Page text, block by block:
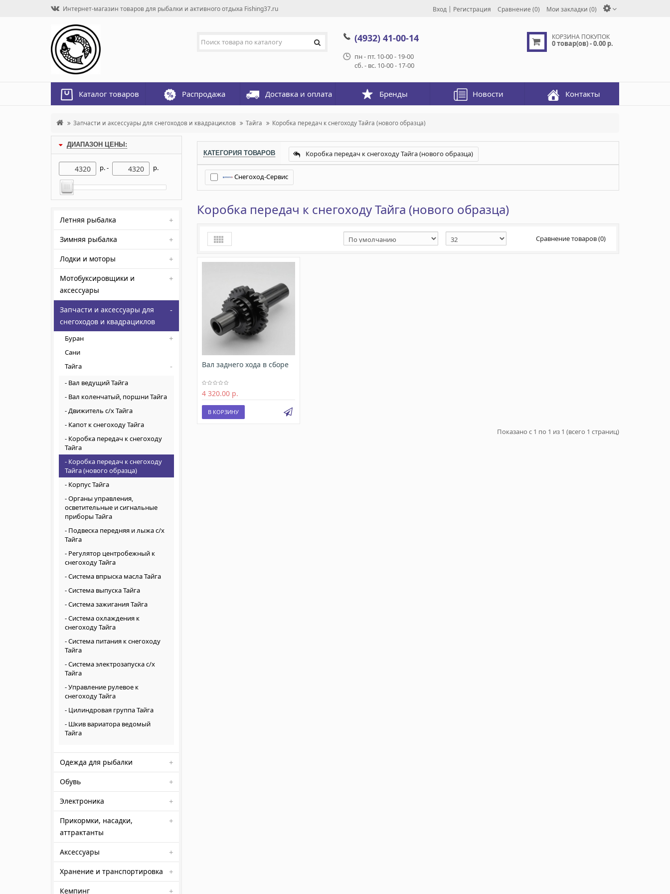
Интернет-магазин товаров для рыбалки и активного отдыха Fishing37.ru Вход | Регистрация Сравнение (0) Мои закладки (0)
(4932) 41-00-14
пн - пт. 10-00 - 19-00
сб. - вс. 10-00 - 17-00
КОРЗИНА ПОКУПОК
0 товар(ов) - 0.00 р.
Каталог товаров Распродажа Доставка и оплата Бренды Новости Контакты
Запчасти и аксессуары для снегоходов и квадрациклов Тайга Коробка передач к снегоходу Тайга (нового образца)
ДИАПАЗОН ЦЕНЫ:
р. - р.
Летняя рыбалка
Зимняя рыбалка
Лодки и моторы
Мотобуксировщики и
аксессуары
Запчасти и аксессуары для
снегоходов и квадрациклов
Буран
Сани
Тайга
Вал ведущий Тайга
Вал коленчатый, поршни Тайга
Движитель с/х Тайга
Капот к снегоходу Тайга
Коробка передач к снегоходу
Тайга
Коробка передач к снегоходу
Тайга (нового образца)
Корпус Тайга
Органы управления,
осветительные и сигнальные
приборы Тайга
Подвеска передняя и лыжа с/х
Тайга
Регулятор центробежный к
снегоходу Тайга
Система впрыска масла Тайга
Система выпуска Тайга
Система зажигания Тайга
Система охлаждения к
снегоходу Тайга
Система питания к снегоходу
Тайга
Система электрозапуска с/х
Тайга
Управление рулевое к
снегоходу Тайга
Цилиндровая группа Тайга
Шкив вариатора ведомый
Тайга
Одежда для рыбалки
Обувь
Электроника
Прикормки, насадки,
аттрактанты
Аксессуары
Хранение и транспортировка
Кемпинг
КАТЕГОРИЯ ТОВАРОВ Коробка передач к снегоходу Тайга (нового образца)
Снегоход-Сервис
Коробка передач к снегоходу Тайга (нового образца)
Сравнение товаров (0)
Вал заднего хода в сборе
4 320.00 р.
В КОРЗИНУ
Показано с 1 по 1 из 1 (всего 1 страниц)